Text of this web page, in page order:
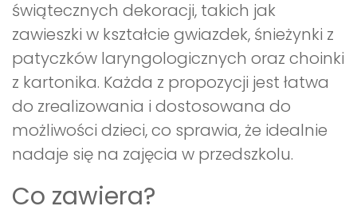
świątecznych dekoracji, takich jak
zawieszki w kształcie gwiazdek, śnieżynki z
patyczków laryngologicznych oraz choinki
z kartonika. Każda z propozycji jest łatwa
do zrealizowania i dostosowana do
możliwości dzieci, co sprawia, że idealnie
nadaje się na zajęcia w przedszkolu.
Co zawiera?